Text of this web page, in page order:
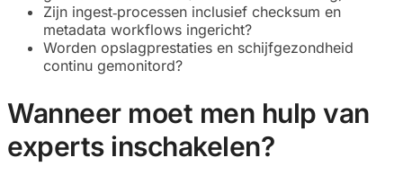
Zijn ingest‑processen inclusief checksum en
metadata workflows ingericht?
Worden opslagprestaties en schijfgezondheid
continu gemonitord?
Wanneer moet men hulp van
experts inschakelen?